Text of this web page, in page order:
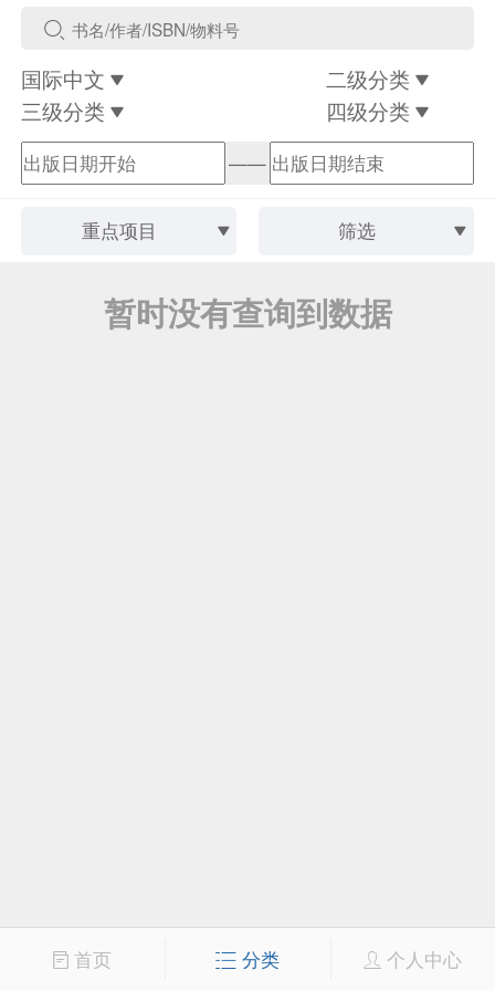
国际中文
二级分类
三级分类
四级分类
——
重点项目 筛选
暂时没有查询到数据
首页 分类 个人中心